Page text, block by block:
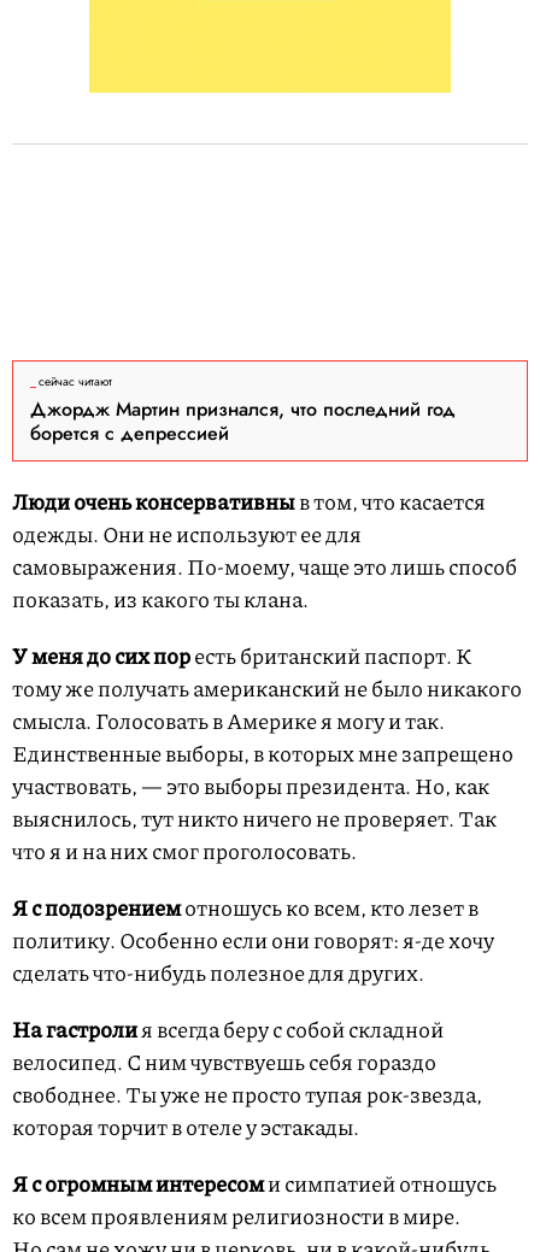
сейчас читают
Джордж Мартин признался, что последний год
борется с депрессией
Люди очень консервативныв том, что касается
одежды. Они не используют ее для
самовыражения. По-моему, чаще это лишь способ
показать, из какого ты клана.
У меня до сих поресть британский паспорт. К
тому же получать американский не было никакого
смысла. Голосовать в Америке я могу и так.
Единственные выборы, в которых мне запрещено
участвовать, — это выборы президента. Но, как
выяснилось, тут никто ничего не проверяет. Так
что я и на них смог проголосовать.
Я с подозрениемотношусь ко всем, кто лезет в
политику. Особенно если они говорят: я-де хочу
сделать что-нибудь полезное для других.
На гастролия всегда беру с собой складной
велосипед. С ним чувствуешь себя гораздо
свободнее. Ты уже не просто тупая рок-звезда,
которая торчит в отеле у эстакады.
Я с огромным интересоми симпатией отношусь
ко всем проявлениям религиозности в мире.